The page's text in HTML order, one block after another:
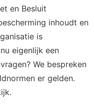
en Besluit
inhoudt en
is
eigenlijk een
We bespreken
er gelden.